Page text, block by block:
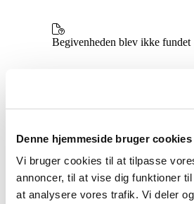
Denne hjemmeside bruger cookies
Vi bruger cookies til at tilpasse
annoncer, til at vise dig funktioner
at analysere vores trafik. Vi deler